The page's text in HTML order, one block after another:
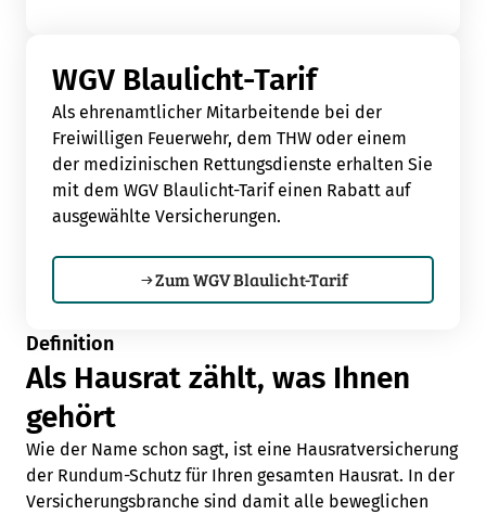
WGV Blaulicht-Tarif
Als ehrenamtlicher Mitarbeitende bei der
Freiwilligen Feuerwehr, dem THW oder einem
der medizinischen Rettungsdienste erhalten Sie
mit dem WGV Blaulicht-Tarif einen Rabatt auf
ausgewählte Versicherungen.
Zum WGV Blaulicht-Tarif
Definition
Als Hausrat zählt, was Ihnen
gehört
Wie der Name schon sagt, ist eine Hausratversicherung
der Rundum-Schutz für Ihren gesamten Hausrat. In der
Versicherungsbranche sind damit alle beweglichen